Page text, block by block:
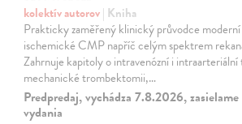
kolektív autorov| Kniha
Prakticky zaměřený klinický průvodce
ischemické CMP napříč celým spektrem
Zahrnuje kapitoly o intravenózní i intraarteriální
mechanické trombektomii,…
Predpredaj, vychádza 7.8.2026,
vydania